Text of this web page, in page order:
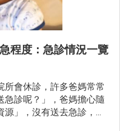
程度：急診情況一覽
所會休診，許多爸媽常常
急診呢？」，爸媽擔心隨
」，沒有送去急診，又